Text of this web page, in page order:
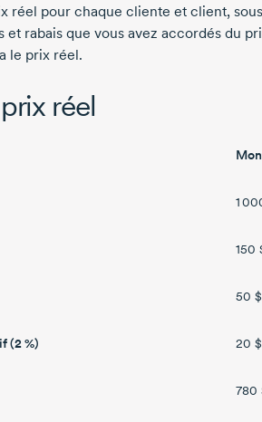
réel pour chaque cliente et client,
et rabais que vous avez accordés du
le prix réel.
réel
1
150
50 $
(2 %) 20 $
780